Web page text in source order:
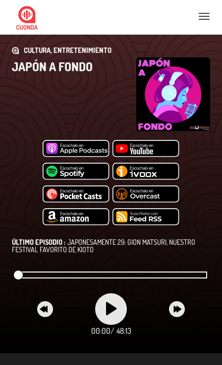
Nav
CULTURA, ENTRETENIMIENTO
JAPÓN A FONDO
ÚLTIMO EPISODIO : JAPONESAMENTE 29: GION MATSURI, NUESTRO
FESTIVAL FAVORITO DE KIOTO
00:00/ 48:13